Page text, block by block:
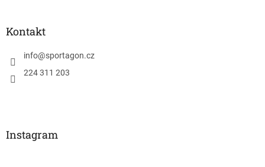
Kontakt
info@sportagon.cz
224 311 203
Instagram